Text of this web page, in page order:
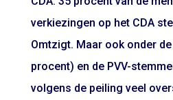
verkiezingen op het CDA
Omtzigt. Maar ook onder
procent) en de PVV-
volgens de peiling veel